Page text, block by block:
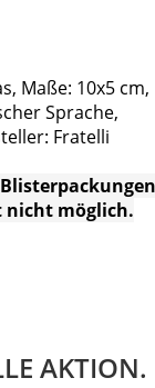
Maße: 10x5 cm,
Sprache,
Fratelli
nicht möglich.
AKTION.